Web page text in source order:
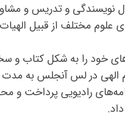
مشغول نویسندگی و تدریس و
علوم مختلف از قبیل
خود را به شکل کتاب و
در برنامه‌های رادیویی